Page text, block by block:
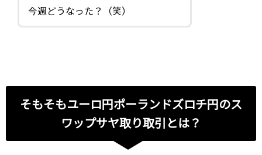
今週どうなった？（笑）
そもそもユーロ円ポーランドズロチ円のス
ワップサヤ取り取引とは？